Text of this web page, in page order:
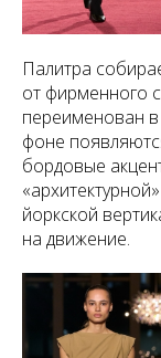
Палитра
от фирменного
переименован
фоне
бордовые
йоркской
на движение.